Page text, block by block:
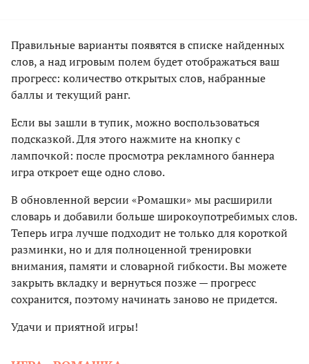
Правильные варианты появятся в списке найденных
слов, а над игровым полем будет отображаться ваш
прогресс: количество открытых слов, набранные
баллы и текущий ранг.
Если вы зашли в тупик, можно воспользоваться
подсказкой. Для этого нажмите на кнопку с
лампочкой: после просмотра рекламного баннера
игра откроет еще одно слово.
В обновленной версии «Ромашки» мы расширили
словарь и добавили больше широкоупотребимых слов.
Теперь игра лучше подходит не только для короткой
разминки, но и для полноценной тренировки
внимания, памяти и словарной гибкости. Вы можете
закрыть вкладку и вернуться позже — прогресс
сохранится, поэтому начинать заново не придется.
Удачи и приятной игры!